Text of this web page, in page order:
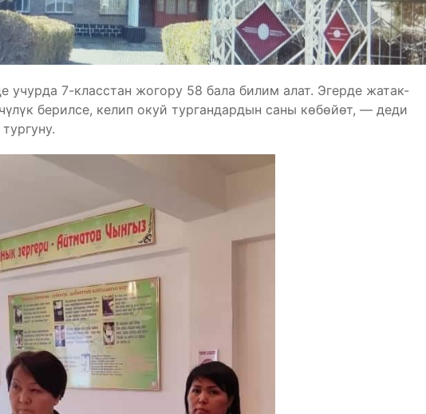
7-класстан жогору 58 бала билим алат. Эгерде жатак-
берилсе, келип окуй тургандардын саны көбөйөт, — деди